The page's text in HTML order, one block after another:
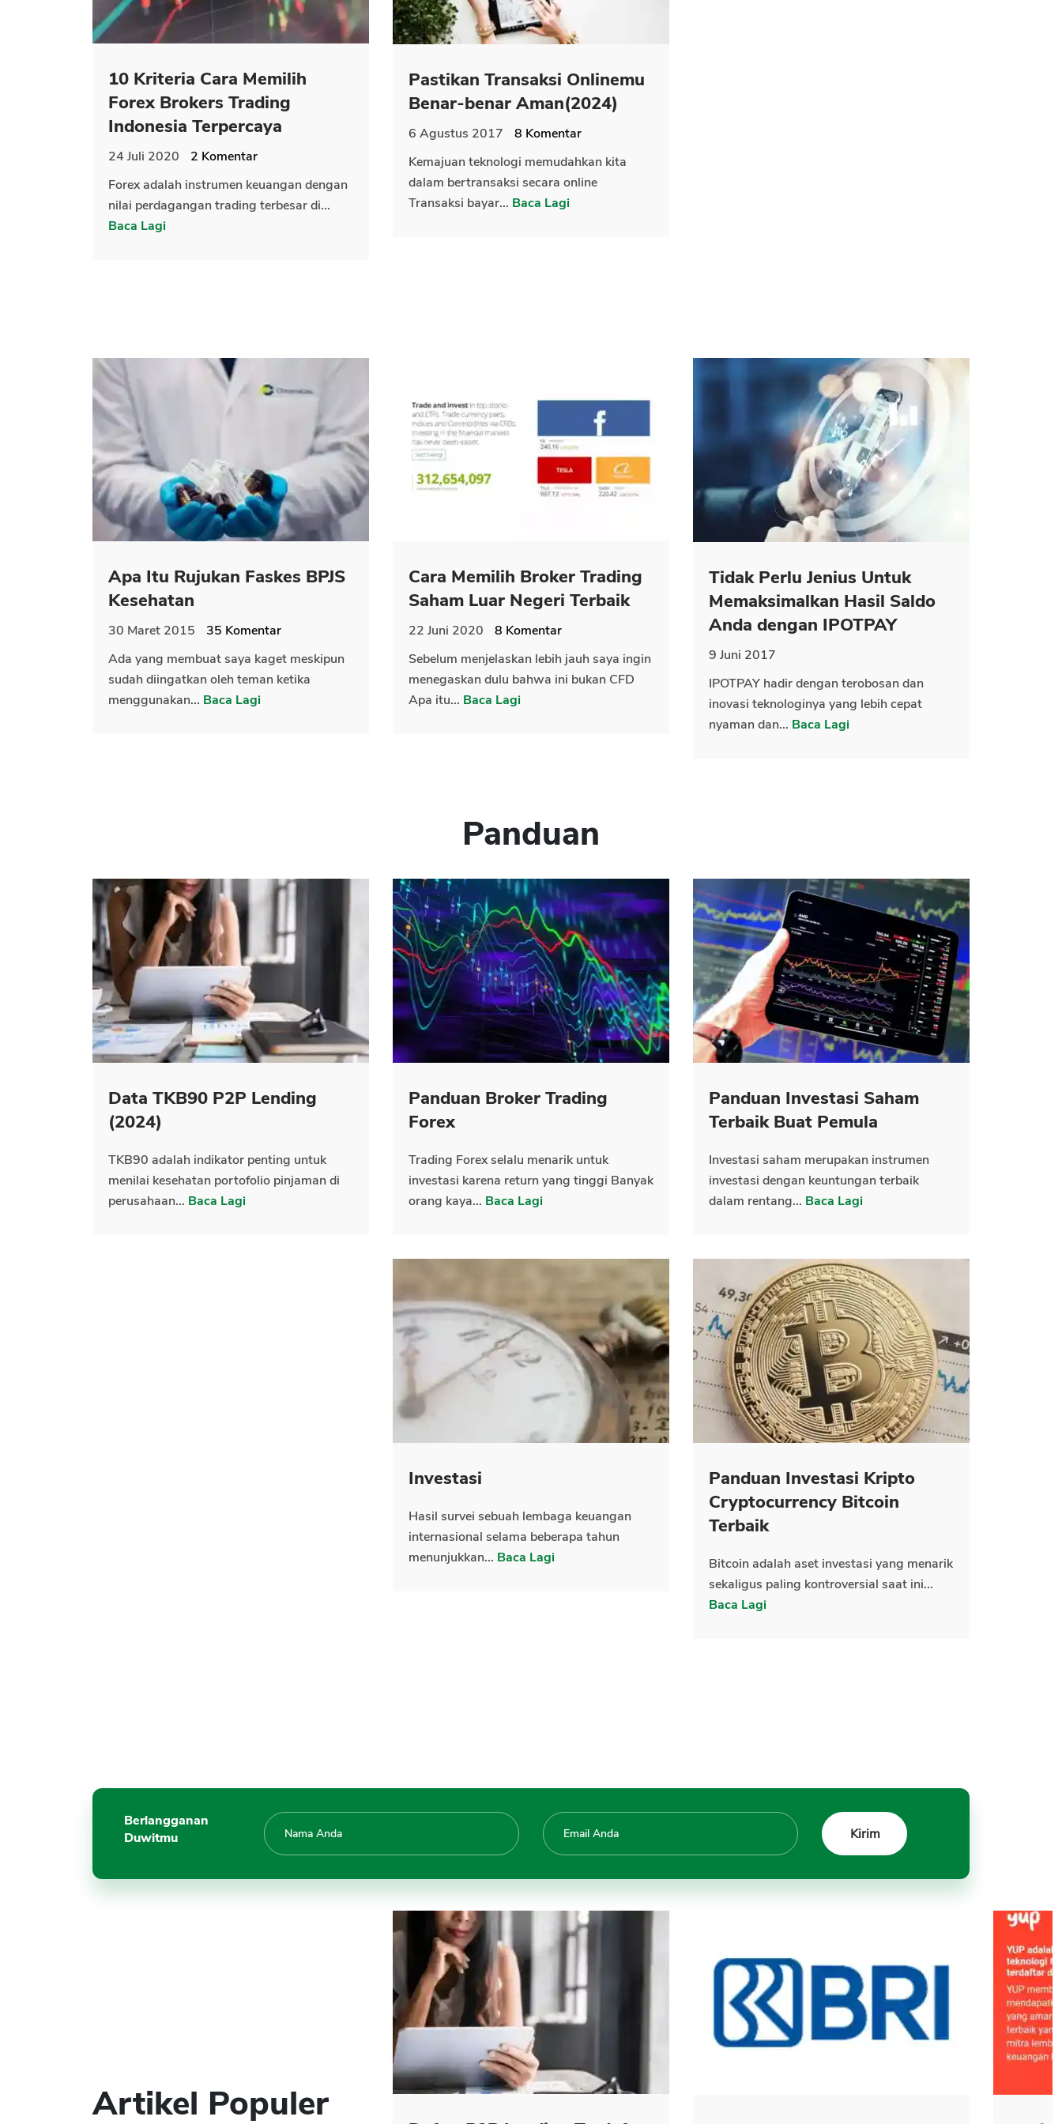
10 Kriteria Cara Memilih
Forex Brokers Trading
Indonesia Terpercaya
24 Juli 2020 2 Komentar
Forex adalah instrumen keuangan dengan
nilai perdagangan trading terbesar di...
Baca Lagi
Pastikan Transaksi Onlinemu
Benar-benar Aman(2024)
6 Agustus 2017 8 Komentar
Kemajuan teknologi memudahkan kita
dalam bertransaksi secara online
Transaksi bayar... Baca Lagi
Apa Itu Rujukan Faskes BPJS
Kesehatan
30 Maret 2015 35 Komentar
Ada yang membuat saya kaget meskipun
sudah diingatkan oleh teman ketika
menggunakan... Baca Lagi
Cara Memilih Broker Trading
Saham Luar Negeri Terbaik
22 Juni 2020 8 Komentar
Sebelum menjelaskan lebih jauh saya ingin
menegaskan dulu bahwa ini bukan CFD
Apa itu... Baca Lagi
Tidak Perlu Jenius Untuk
Memaksimalkan Hasil Saldo
Anda dengan IPOTPAY
9 Juni 2017
IPOTPAY hadir dengan terobosan dan
inovasi teknologinya yang lebih cepat
nyaman dan... Baca Lagi
Panduan
Data TKB90 P2P Lending
(2024)
TKB90 adalah indikator penting untuk
menilai kesehatan portofolio pinjaman di
perusahaan... Baca Lagi
Panduan Broker Trading
Forex
Trading Forex selalu menarik untuk
investasi karena return yang tinggi Banyak
orang kaya... Baca Lagi
Panduan Investasi Saham
Terbaik Buat Pemula
Investasi saham merupakan instrumen
investasi dengan keuntungan terbaik
dalam rentang... Baca Lagi
Investasi
Hasil survei sebuah lembaga keuangan
internasional selama beberapa tahun
menunjukkan... Baca Lagi
Panduan Investasi Kripto
Cryptocurrency Bitcoin
Terbaik
Bitcoin adalah aset investasi yang menarik
sekaligus paling kontroversial saat ini...
Baca Lagi
Berlangganan
Duwitmu
Artikel Populer
CANCEL